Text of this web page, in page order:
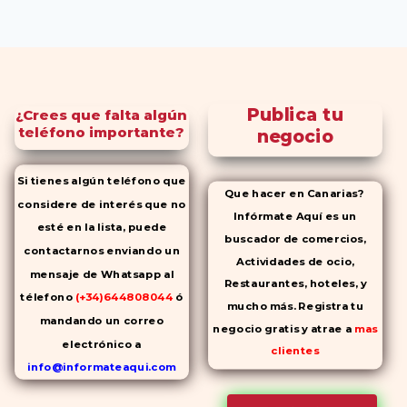
¿Crees que falta algún
teléfono importante?
Si tienes algún teléfono que
considere de interés que no
esté en la lista, puede
contactarnos enviando un
mensaje de Whatsapp al
télefono (+34)644808044 ó
mandando un correo
electrónico a
info@informateaqui.com
Mientras que antes la
Publica tu
negocio
Que hacer en Canarias?
Infórmate Aquí es un
buscador de comercios,
Actividades de ocio,
Restaurantes, hoteles, y
mucho más. Registra tu
negocio gratis y atrae a mas
clientes